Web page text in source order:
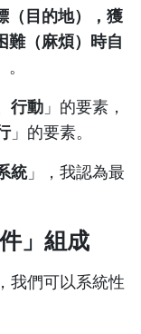
（目的地），獲
難（麻煩）時自
。
行動 」的要素，
」的要素。
統」，我認為最
」組成
我們可以系統性